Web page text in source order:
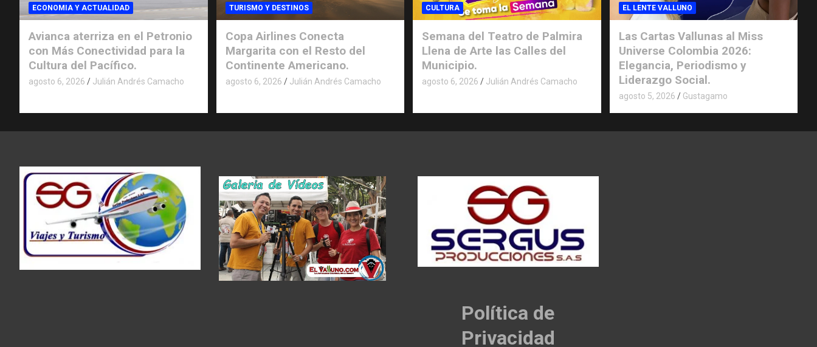
ECONOMIA Y ACTUALIDAD
Avianca aterriza en el Petronio
con Más Conectividad para la
Cultura del Pacífico.
agosto 6, 2026 Julián Andrés Camacho
TURISMO Y DESTINOS
Copa Airlines Conecta
Margarita con el Resto del
Continente Americano.
agosto 6, 2026 Julián Andrés Camacho
CULTURA
Semana del Teatro de Palmira
Llena de Arte las Calles del
Municipio.
agosto 6, 2026 Julián Andrés Camacho
EL LENTE VALLUNO
Las Cartas Vallunas al Miss
Universe Colombia 2026:
Elegancia, Periodismo y
Liderazgo Social.
agosto 5, 2026 Gustagamo
Política de
Privacidad